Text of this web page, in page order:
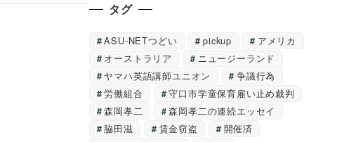
タグ
ASU-NETつどい pickup
アメリカ
オーストラリア
ニュージーランド
ヤマハ英語講師ユニオン
争議行為
労働組合
守口市学童保育雇い止め裁判
森岡孝二
森岡孝二の連続エッセイ
脇田滋
賃金窃盗
開催済